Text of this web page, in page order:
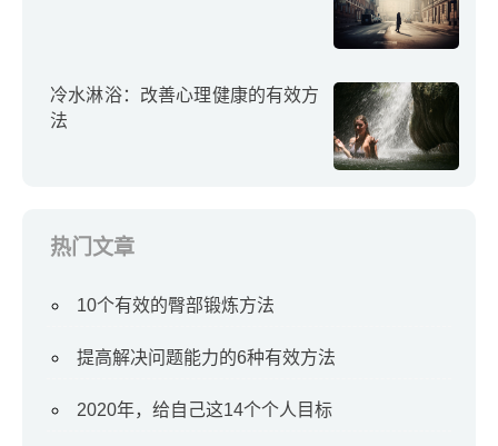
冷水淋浴：改善心理健康的有效方
法
热门文章
10个有效的臀部锻炼方法
提高解决问题能力的6种有效方法
2020年，给自己这14个个人目标